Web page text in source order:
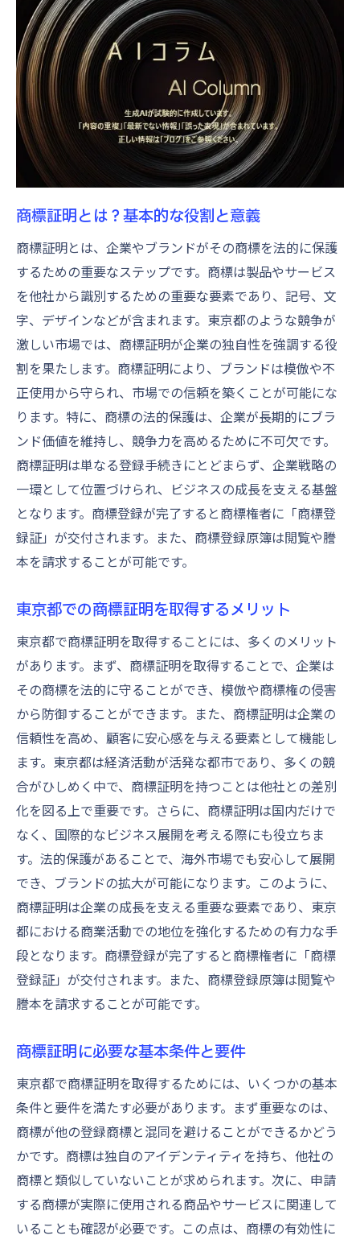
商標手続き開始までの流れ
必要書類の準備とその提出方法
商標手続きにおける費用とその管理
商標手続きを円滑に進めるためのヒント
初めての商標手続きで避けるべきミス
商標の重要性ブランド戦略の一環として
商標がブランド価値に与える影響
東京都内の競争市場での商標の役割
商標戦略がビジネスにもたらす利点
商標を活用した差別化戦略の構築
商標と企業イメージの連携
商標申請東京都で成功するための注意点
商標申請書類の正確な作成方法
東京都で商標申請を行う際の法的留意点
商標申請の審査基準とその対策
商標申請での一般的な落とし穴
商標申請のタイムラインとその管理
専門家の助言を活用した商標申請
商標証明プロセスをスムーズに進めるコツ
プロセスの各ステージにおける効率化方法
申請の進捗を管理するシステムの活用
商標担当者の選定とその役割
複雑な手続きの簡略化テクニック
商標証明プロセスでのコミュニケーション
戦略
東京都での商標証明における法的な考慮事項
商標法の基本と東京都の特例
商標証明における法的リスクの管理
法的サポートを得るためのリソース
商標権の侵害を防ぐためのガイドライン
法的課題への迅速な対応策
商標と関連法規のアップデート情報
東京都の商標証明でよくあるミスとその回避法
商標証明申請で多発するエラー
不備を防ぐためのチェックリスト
登録後の商標管理の重要性
商標証明で見落としがちなポイント
失敗を防ぐための専門家による支援
商標証明を取得して東京都でのビジネスを強化
商標証明がビジネス成長に与える効果
東京都内市場での商標活用ケーススタディ
商標取得後のブランド強化策
商標証明とは？基本的な役割と意義
商標証明とは、企業やブランドがその商標を法的に保護
するための重要なステップです。商標は製品やサービス
を他社から識別するための重要な要素であり、記号、文
字、デザインなどが含まれます。東京都のような競争が
激しい市場では、商標証明が企業の独自性を強調する役
割を果たします。商標証明により、ブランドは模倣や不
正使用から守られ、市場での信頼を築くことが可能にな
ります。特に、商標の法的保護は、企業が長期的にブラ
ンド価値を維持し、競争力を高めるために不可欠です。
商標証明は単なる登録手続きにとどまらず、企業戦略の
一環として位置づけられ、ビジネスの成長を支える基盤
となります。商標登録が完了すると商標権者に「商標登
録証」が交付されます。また、商標登録原簿は閲覧や謄
本を請求することが可能です。
東京都での商標証明を取得するメリット
東京都で商標証明を取得することには、多くのメリット
があります。まず、商標証明を取得することで、企業は
その商標を法的に守ることができ、模倣や商標権の侵害
から防御することができます。また、商標証明は企業の
信頼性を高め、顧客に安心感を与える要素として機能し
ます。東京都は経済活動が活発な都市であり、多くの競
合がひしめく中で、商標証明を持つことは他社との差別
化を図る上で重要です。さらに、商標証明は国内だけで
なく、国際的なビジネス展開を考える際にも役立ちま
す。法的保護があることで、海外市場でも安心して展開
でき、ブランドの拡大が可能になります。このように、
商標証明は企業の成長を支える重要な要素であり、東京
都における商業活動での地位を強化するための有力な手
段となります。商標登録が完了すると商標権者に「商標
登録証」が交付されます。また、商標登録原簿は閲覧や
謄本を請求することが可能です。
商標証明に必要な基本条件と要件
東京都で商標証明を取得するためには、いくつかの基本
条件と要件を満たす必要があります。まず重要なのは、
商標が他の登録商標と混同を避けることができるかどう
かです。商標は独自のアイデンティティを持ち、他社の
商標と類似していないことが求められます。次に、申請
する商標が実際に使用される商品やサービスに関連して
いることも確認が必要です。この点は、商標の有効性に